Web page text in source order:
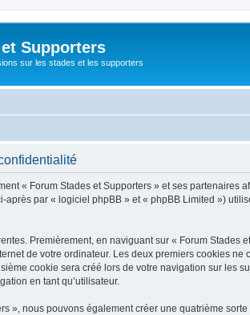
Supporters
sur les stades et les supporters
« Forum Stades et Supporters » et ses partenaires
après par « logiciel phpBB » et « phpBB Limited »)
Premièrement, en naviguant sur « Forum
de votre ordinateur. Les deux premiers cookies
cookie sera créé lors de votre navigation sur les
en tant qu’utilisateur.
», nous pouvons également créer une quatrième